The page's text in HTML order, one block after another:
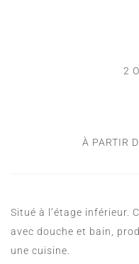
2
À PARTIR
Situé à l’étage inférieur.
avec douche et bain,
une cuisine.